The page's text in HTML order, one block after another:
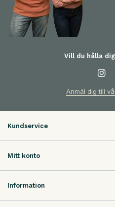
Vill du hålla
Anmäl dig till
Kundservice
Mitt konto
Information